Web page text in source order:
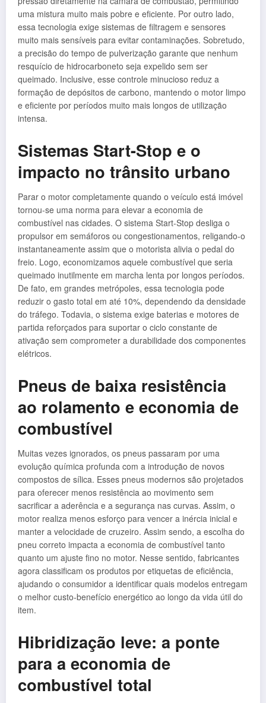
uma mistura muito mais pobre e eficiente. Por outro lado,
essa tecnologia exige sistemas de filtragem e sensores
muito mais sensíveis para evitar contaminações. Sobretudo,
a precisão do tempo de pulverização garante que nenhum
resquício de hidrocarboneto seja expelido sem ser
queimado. Inclusive, esse controle minucioso reduz a
formação de depósitos de carbono, mantendo o motor limpo
e eficiente por períodos muito mais longos de utilização
intensa.
Sistemas Start-Stop e o
impacto no trânsito urbano
Parar o motor completamente quando o veículo está imóvel
tornou-se uma norma para elevar a economia de
combustível nas cidades. O sistema Start-Stop desliga o
propulsor em semáforos ou congestionamentos, religando-o
instantaneamente assim que o motorista alivia o pedal do
freio. Logo, economizamos aquele combustível que seria
queimado inutilmente em marcha lenta por longos períodos.
De fato, em grandes metrópoles, essa tecnologia pode
reduzir o gasto total em até 10%, dependendo da densidade
do tráfego. Todavia, o sistema exige baterias e motores de
partida reforçados para suportar o ciclo constante de
ativação sem comprometer a durabilidade dos componentes
elétricos.
Pneus de baixa resistência
ao rolamento e economia de
combustível
Muitas vezes ignorados, os pneus passaram por uma
evolução química profunda com a introdução de novos
compostos de sílica. Esses pneus modernos são projetados
para oferecer menos resistência ao movimento sem
sacrificar a aderência e a segurança nas curvas. Assim, o
motor realiza menos esforço para vencer a inércia inicial e
manter a velocidade de cruzeiro. Assim sendo, a escolha do
pneu correto impacta a economia de combustível tanto
quanto um ajuste fino no motor. Nesse sentido, fabricantes
agora classificam os produtos por etiquetas de eficiência,
ajudando o consumidor a identificar quais modelos entregam
o melhor custo-benefício energético ao longo da vida útil do
item.
Hibridização leve: a ponte
para a economia de
combustível total